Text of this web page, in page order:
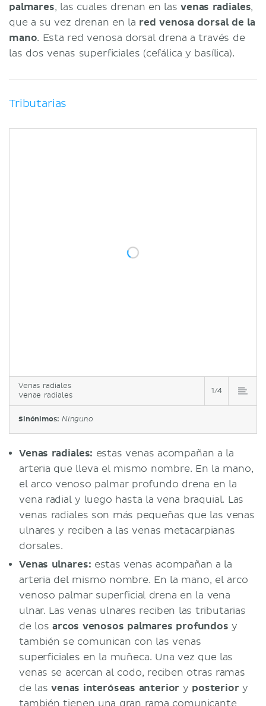
palmares, las cuales drenan en lasvenas radiales,
que a su vez drenan en la red venosa dorsal de la
mano. Esta red venosa dorsal drena a través de
las dos venas superficiales (cefálica y basílica).
Tributarias
Venas radiales
Venae radiales
1/4
Sinónimos: Ninguno
Venas radiales: estas venas acompañan a la
arteria que lleva el mismo nombre. En la mano,
el arco venoso palmar profundo drena en la
vena radial y luego hasta la vena braquial. Las
venas radiales son más pequeñas que las venas
ulnares y reciben a las venas metacarpianas
dorsales.
Venas ulnares: estas venas acompañan a la
arteria del mismo nombre. En la mano, el arco
venoso palmar superficial drena en la vena
ulnar. Las venas ulnares reciben las tributarias
de losarcos venosos palmares profundos y
también se comunican con las venas
superficiales en la muñeca. Una vez que las
venas se acercan al codo, reciben otras ramas
de lasvenas interóseas anterior y posteriory
también tienen una gran rama comunicante